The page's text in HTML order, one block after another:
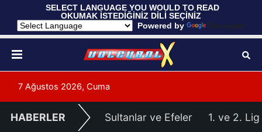
SELECT LANGUAGE YOU WOULD TO READ
OKUMAK İSTEDİĞİNİZ DİLİ SEÇİNİZ
Powered by
Translate
7 Ağustos 2026, Cuma
HABERLER Sultanlar ve Efeler 1. ve 2. Lig